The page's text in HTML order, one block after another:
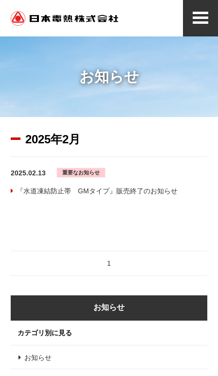
メ
ニ
お知らせ
2025年2月
2025.02.13 重要なお知らせ
『水道凍結防止帯 GMタイプ』販売終了のお知らせ
1
お知らせ
カテゴリ別に見る
お知らせ